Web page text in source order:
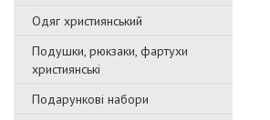
Одяг християнський
Подушки, рюкзаки, фартухи
християнські
Подарункові набори